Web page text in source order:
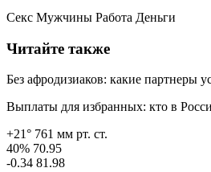
Секс Мужчины Работа Деньги
Читайте также
Без афродизиаков: какие партнеры
Выплаты для избранных: кто в
+21° 761 мм рт. ст.
40% 70.95
-0.34 81.98